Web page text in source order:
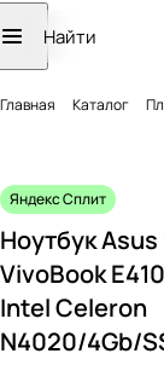
Главная Каталог
Яндекс Сплит
Ноутбук Asus
VivoBook
Intel Celeron
N4020/4Gb/